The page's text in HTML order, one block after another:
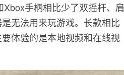
手柄相比少了双摇杆、肩
无法用来玩游戏。长款相比
体验的是本地视频和在线视